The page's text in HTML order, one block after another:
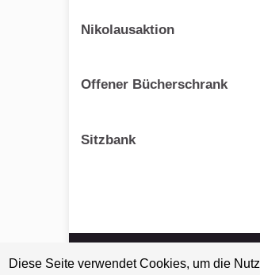
Nikolausaktion
Offener Bücherschrank
Sitzbank
Gemacht mit
vonGraphene Themes.
Diese Seite verwendet Cookies, um die